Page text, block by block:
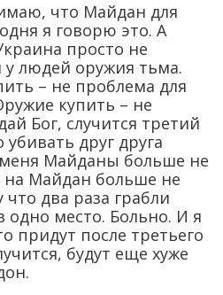
что Майдан для
я говорю это. А
просто не
у людей оружия тьма.
– не проблема для
купить – не
Бог, случится третий
друг друга
меня Майданы больше не
Майдан больше не
два раза грабли
одно место. Больно. И я
придут после третьего
будут еще хуже